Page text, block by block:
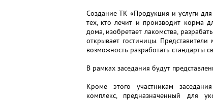
Создание ТК «Продукция и услуги
тех, кто лечит и производит корма
дома, изобретает лакомства,
открывает гостиницы.
возможность разработать стандарты
В рамках заседания будут
Кроме этого участникам
комплекс, предназначенный для